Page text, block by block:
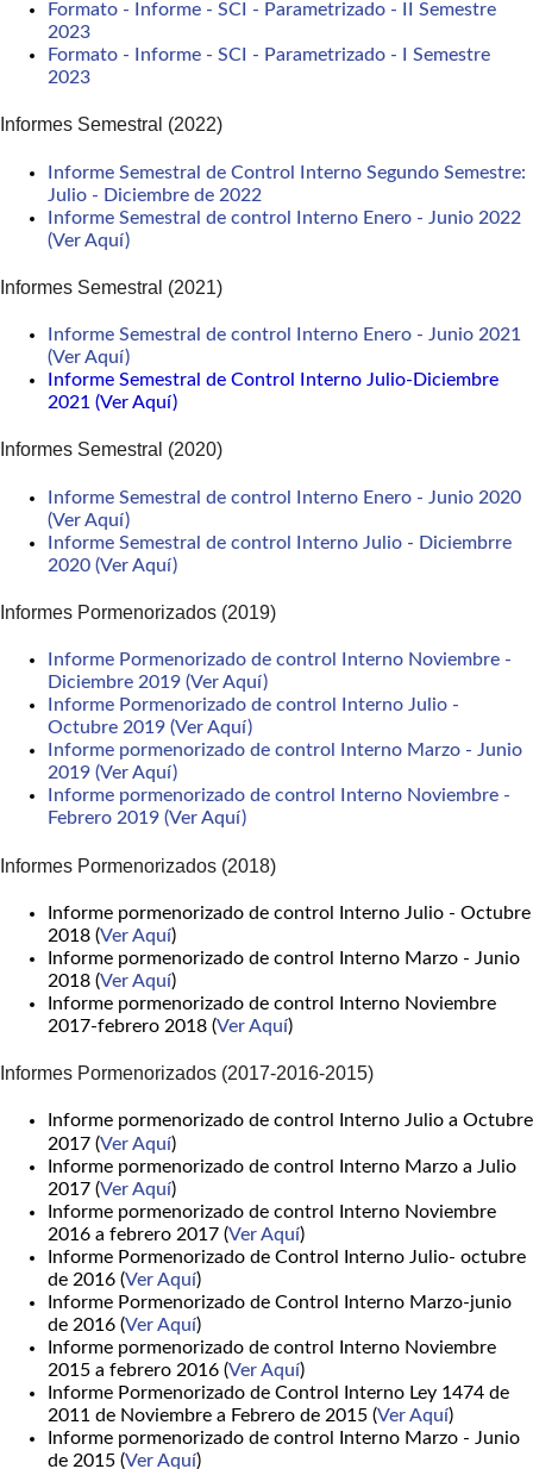
Formato - Informe - SCI - Parametrizado - II Semestre
2023
Formato - Informe - SCI - Parametrizado - I Semestre
2023
Informes Semestral (2022)
Informe Semestral de Control Interno Segundo Semestre:
Julio - Diciembre de 2022
Informe Semestral de control Interno Enero - Junio 2022
(Ver Aquí)
Informes Semestral (2021)
Informe Semestral de control Interno Enero - Junio 2021
(Ver Aquí)
Informe Semestral de Control Interno Julio-Diciembre
2021 (Ver Aquí)
Informes Semestral (2020)
Informe Semestral de control Interno Enero - Junio 2020
(Ver Aquí)
Informe Semestral de control Interno Julio - Diciembrre
2020 (Ver Aquí)
Informes Pormenorizados (2019)
Informe Pormenorizado de control Interno Noviembre -
Diciembre 2019 (Ver Aquí)
Informe Pormenorizado de control Interno Julio -
Octubre 2019 (Ver Aquí)
Informe pormenorizado de control Interno Marzo - Junio
2019 (Ver Aquí)
Informe pormenorizado de control Interno Noviembre -
Febrero 2019 (Ver Aquí)
Informes Pormenorizados (2018)
Informe pormenorizado de control Interno Julio - Octubre
2018 (Ver Aquí)
Informe pormenorizado de control Interno Marzo - Junio
2018 (Ver Aquí)
Informe pormenorizado de control Interno Noviembre
2017-febrero 2018 (Ver Aquí)
Informes Pormenorizados (2017-2016-2015)
Informe pormenorizado de control Interno Julio a Octubre
2017 (Ver Aquí)
Informe pormenorizado de control Interno Marzo a Julio
2017 (Ver Aquí)
Informe pormenorizado de control Interno Noviembre
2016 a febrero 2017 (Ver Aquí)
Informe Pormenorizado de Control Interno Julio- octubre
de 2016 (Ver Aquí)
Informe Pormenorizado de Control Interno Marzo-junio
de 2016 (Ver Aquí)
Informe pormenorizado de control Interno Noviembre
2015 a febrero 2016 (Ver Aquí)
Informe Pormenorizado de Control Interno Ley 1474 de
2011 de Noviembre a Febrero de 2015 (Ver Aquí)
Informe pormenorizado de control Interno Marzo - Junio
de 2015 (Ver Aquí)